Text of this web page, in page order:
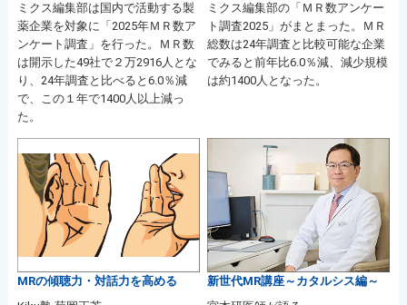
ミクス編集部は国内で活動する製
薬企業を対象に「2025年ＭＲ数ア
ンケート調査」を行った。ＭＲ数
は開示した49社で２万2916人とな
り、24年調査と比べると6.0％減
で、この１年で1400人以上減っ
た。
ミクス編集部の「ＭＲ数アンケー
ト調査2025」がまとまった。ＭＲ
総数は24年調査と比較可能な企業
でみると前年比6.0％減、減少規模
は約1400人となった。
MRの傾聴力・対話力を高める
新世代MR講座～カタルシス編～